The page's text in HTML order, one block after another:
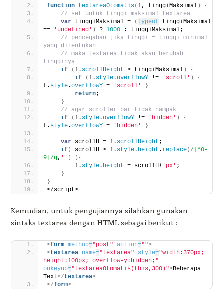
function textareaOtomatis(f, tinggiMaksimal)
{
// set untuk tinggi maksimal textarea
var tinggiMaksimal = ( typeof tinggiMaksimal
==
'undefined' ) ? 1000 : tinggiMaksimal;
// pencegahan jika tinggi = tinggi minimal
yang ditentukan
// maka textarea tidak akan berubah
tingginya
if
(f. scrollHeight > tinggiMaksimal)
{
if
(f. style.overflowY != 'scroll' )
{
f. style.overflowY = 'scroll'
}
return;
}
// agar scroller bar tidak nampak
if
(f. style.overflowY != 'hidden' )
{
f. style.overflowY = 'hidden' }
var scrollH = f. scrollHeight ;
if( scrollH > f. style. height . replace(/[^0-
9]/g, '' ) ) {
        f.
style. height = scrollH+'px' ;
}
}
</script>
Kemudian, untuk pengujiannya silahkan gunakan
sintaks textarea dengan HTML sebagai berikut :
<form method="post" action="">
<textarea name="textarea" style="width:370px;
height:100px; overflow-y:hidden;"
onkeyup="textareaOtomatis(this,300)">Beberapa
Text</textarea>
</form>